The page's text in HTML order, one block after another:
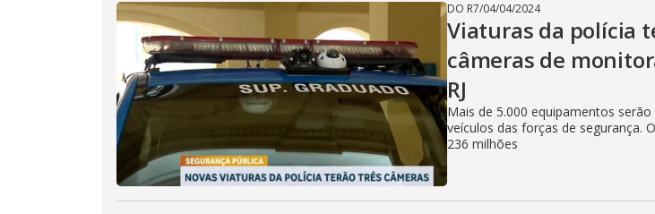
DO R7/04/04/2024
Viaturas da polícia
câmeras de
RJ
Mais de 5.000 equipamentos
veículos das forças de segurança.
236 milhões